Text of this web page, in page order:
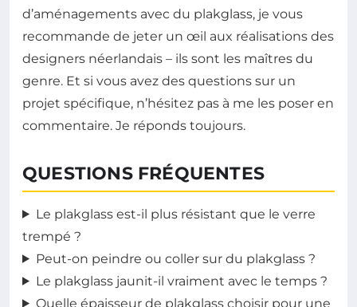
d’aménagements avec du plakglass, je vous
recommande de jeter un œil aux réalisations des
designers néerlandais – ils sont les maîtres du
genre. Et si vous avez des questions sur un
projet spécifique, n’hésitez pas à me les poser en
commentaire. Je réponds toujours.
QUESTIONS FRÉQUENTES
Le plakglass est-il plus résistant que le verre
trempé ?
Peut-on peindre ou coller sur du plakglass ?
Le plakglass jaunit-il vraiment avec le temps ?
Quelle épaisseur de plakglass choisir pour une